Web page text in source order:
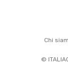
Chi
©